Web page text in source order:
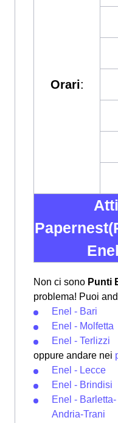
Orari:
Non ci sono Punti
problema! Puoi
Enel - Bari
Enel - Molfetta
Enel - Terlizzi
oppure andare nei
Enel - Lecce
Enel - Brindisi
Enel - Barletta-
Andria-Trani